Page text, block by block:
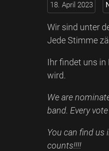
18. April 2023
Wir sind unter
Jede Stimme
Ihr findet uns in
wird.
We are
band. Every
You can find us
counts!!!!